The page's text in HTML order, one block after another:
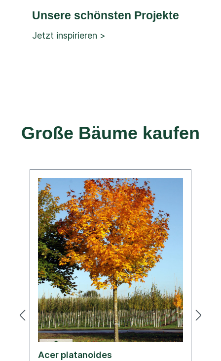
Unsere schönsten Projekte
Jetzt inspirieren >
Große Bäume kaufen
Acer platanoides